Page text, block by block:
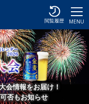
MENU
閲覧履歴
会情報をお届け！
否もお知らせ